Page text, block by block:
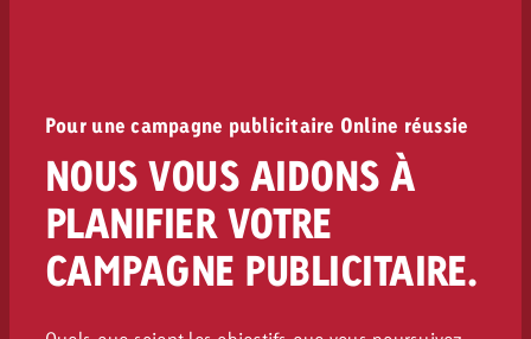
Pour une campagne publicitaire Online réussie
NOUS VOUS AIDONS À
PLANIFIER VOTRE
CAMPAGNE PUBLICITAIRE.